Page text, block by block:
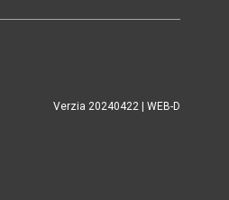
Verzia 20240422 | WEB-D